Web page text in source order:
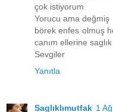
çok istiyorum
Yorucu ama değmiş
börek enfes olmuş
canım ellerine
Sevgiler
Yanıtla
Saglıklımutfak 1